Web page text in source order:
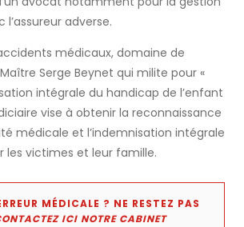
adverse.
médicaux, domaine de
Serge Beynet qui milite pour «
intégrale du handicap de l’enfant
vise à obtenir la reconnaissance
médicale et l’indemnisation intégrale
les victimes et leur famille.
MÉDICALE ? NE RESTEZ PAS
ICI NOTRE CABINET